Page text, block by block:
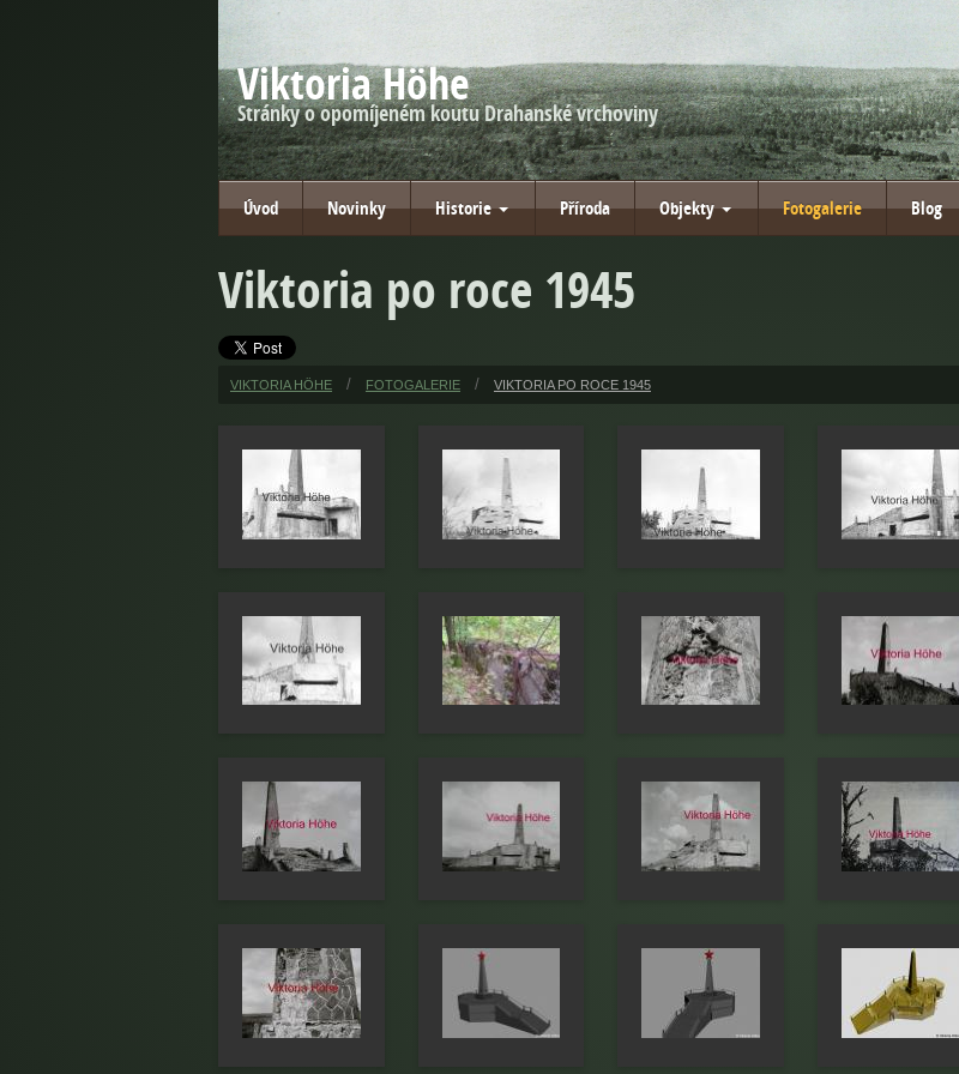
Viktoria Höhe
Stránky o opomíjeném koutu Drahanské vrchoviny
Úvod Novinky Historie Příroda Objekty Fotogalerie Blog
Viktoria po roce 1945
VIKTORIA HÖHE FOTOGALERIE VIKTORIA PO ROCE 1945